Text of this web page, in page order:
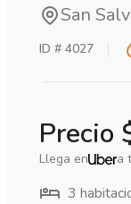
San
ID # 4027
Precio
Llega en a
3